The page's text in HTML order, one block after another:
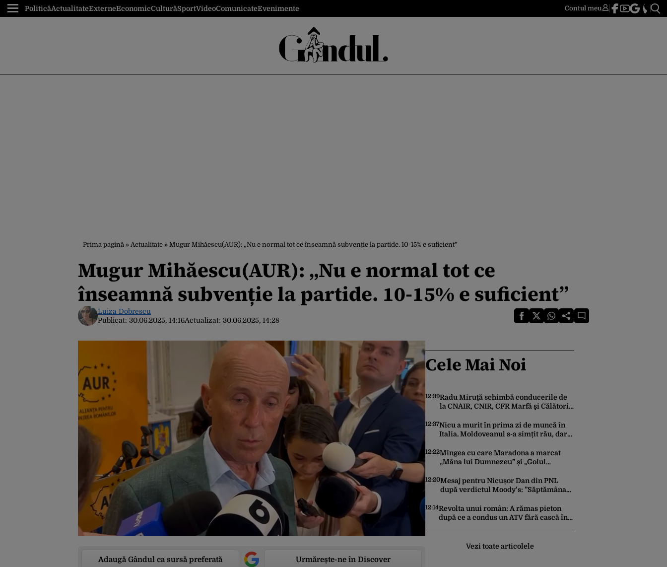
PoliticăActualitateExterneEconomicCulturăSportVideoComunicateEvenimente Contul meu
Prima pagină » Actualitate » Mugur Mihăescu(AUR): „Nu e normal tot ce înseamnă subvenție la partide. 10-15% e suficient”
Mugur Mihăescu(AUR): „Nu e normal tot ce
înseamnă subvenție la partide. 10-15% e suficient”
Luiza Dobrescu
Publicat: 30.06.2025, 14:16Actualizat: 30.06.2025, 14:28
Adaugă Gândul ca sursă preferată Urmărește-ne în Discover
Cele Mai Noi
12:39Radu Miruţă schimbă conducerile de
la CNAIR, CNIR, CFR Marfă şi Călători
12:37Nicu a murit în prima zi de muncă în
Italia. Moldoveanul s-a simțit rău, dar
români, anchetați
12:22Mingea cu care Maradona a marcat
„Mâna lui Dumnezeu” și „Golul
milioane de dolari ar putea fi vândută
12:20Mesaj pentru Nicușor Dan din PNL
după verdictul Moody’s: ”Săptămâna
Cotroceni”
12:14Revolta unui român: A rămas pieton
după ce a condus un ATV fără cască în
Vezi toate articolele